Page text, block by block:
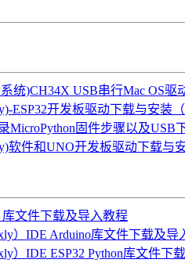
统)CH34X USB串行Mac OS驱
ESP32开发板驱动下载与安装（
MicroPython固件步骤以及USB
软件和UNO开发板驱动下载与安
库文件下载及导入教程
）IDE Arduino库文件下载及导
）IDE ESP32 Python库文件下